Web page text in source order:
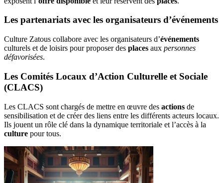
Les partenariats avec les organisateurs d’événements
Culture Zatous collabore avec les organisateurs d’événements
culturels et de loisirs pour proposer des places aux personnes
défavorisées.
Les Comités Locaux d’Action Culturelle et Sociale
(CLACS)
Les CLACS sont chargés de mettre en œuvre des actions de
sensibilisation et de créer des liens entre les différents acteurs locaux.
Ils jouent un rôle clé dans la dynamique territoriale et l’accès à la
culture pour tous.